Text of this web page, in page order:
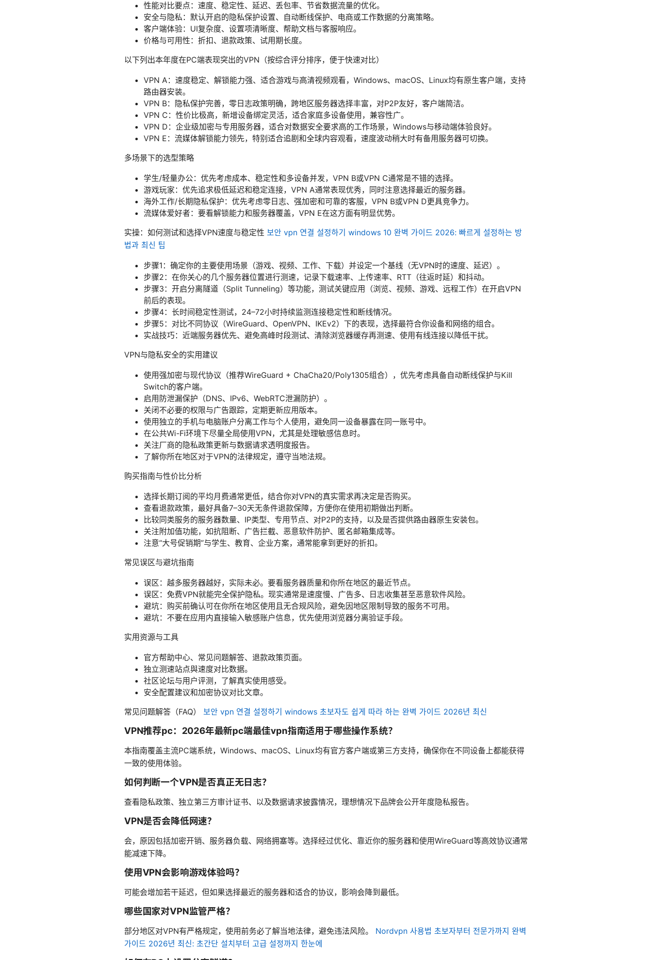
性能对比要点：速度、稳定性、延迟、丢包率、节省数据流量的优化。
安全与隐私：默认开启的隐私保护设置、自动断线保护、电商或工作数据的分离策略。
客户端体验：UI复杂度、设置项清晰度、帮助文档与客服响应。
价格与可用性：折扣、退款政策、试用期长度。
以下列出本年度在PC端表现突出的VPN（按综合评分排序，便于快速对比）
VPN A：速度稳定、解锁能力强、适合游戏与高清视频观看，Windows、macOS、Linux均有原生客户端，支持
路由器安装。
VPN B：隐私保护完善，零日志政策明确，跨地区服务器选择丰富，对P2P友好，客户端简洁。
VPN C：性价比极高，新增设备绑定灵活，适合家庭多设备使用，兼容性广。
VPN D：企业级加密与专用服务器，适合对数据安全要求高的工作场景，Windows与移动端体验良好。
VPN E：流媒体解锁能力领先，特别适合追剧和全球内容观看，速度波动稍大时有备用服务器可切换。
多场景下的选型策略
学生/轻量办公：优先考虑成本、稳定性和多设备并发，VPN B或VPN C通常是不错的选择。
游戏玩家：优先追求极低延迟和稳定连接，VPN A通常表现优秀，同时注意选择最近的服务器。
海外工作/长期隐私保护：优先考虑零日志、强加密和可靠的客服，VPN B或VPN D更具竞争力。
流媒体爱好者：要看解锁能力和服务器覆盖，VPN E在这方面有明显优势。
实操：如何测试和选择VPN速度与稳定性 보안 vpn 연결 설정하기 windows 10 완벽 가이드 2026: 빠르게 설정하는 방
법과 최신 팁
步骤1：确定你的主要使用场景（游戏、视频、工作、下载）并设定一个基线（无VPN时的速度、延迟）。
步骤2：在你关心的几个服务器位置进行测速，记录下载速率、上传速率、RTT（往返时延）和抖动。
步骤3：开启分离隧道（Split Tunneling）等功能，测试关键应用（浏览、视频、游戏、远程工作）在开启VPN
前后的表现。
步骤4：长时间稳定性测试，24–72小时持续监测连接稳定性和断线情况。
步骤5：对比不同协议（WireGuard、OpenVPN、IKEv2）下的表现，选择最符合你设备和网络的组合。
实战技巧：近端服务器优先、避免高峰时段测试、清除浏览器缓存再测速、使用有线连接以降低干扰。
VPN与隐私安全的实用建议
使用强加密与现代协议（推荐WireGuard + ChaCha20/Poly1305组合），优先考虑具备自动断线保护与Kill
Switch的客户端。
启用防泄漏保护（DNS、IPv6、WebRTC泄漏防护）。
关闭不必要的权限与广告跟踪，定期更新应用版本。
使用独立的手机与电脑账户分离工作与个人使用，避免同一设备暴露在同一账号中。
在公共Wi-Fi环境下尽量全局使用VPN，尤其是处理敏感信息时。
关注厂商的隐私政策更新与数据请求透明度报告。
了解你所在地区对于VPN的法律规定，遵守当地法规。
购买指南与性价比分析
选择长期订阅的平均月费通常更低，结合你对VPN的真实需求再决定是否购买。
查看退款政策，最好具备7–30天无条件退款保障，方便你在使用初期做出判断。
比较同类服务的服务器数量、IP类型、专用节点、对P2P的支持，以及是否提供路由器原生安装包。
关注附加值功能，如抗阻断、广告拦截、恶意软件防护、匿名邮箱集成等。
注意“大号促销期”与学生、教育、企业方案，通常能拿到更好的折扣。
常见误区与避坑指南
误区：越多服务器越好，实际未必。要看服务器质量和你所在地区的最近节点。
误区：免费VPN就能完全保护隐私。现实通常是速度慢、广告多、日志收集甚至恶意软件风险。
避坑：购买前确认可在你所在地区使用且无合规风险，避免因地区限制导致的服务不可用。
避坑：不要在应用内直接输入敏感账户信息，优先使用浏览器分离验证手段。
实用资源与工具
官方帮助中心、常见问题解答、退款政策页面。
独立测速站点與速度对比数据。
社区论坛与用户评测，了解真实使用感受。
安全配置建议和加密协议对比文章。
常见问题解答（FAQ） 보안 vpn 연결 설정하기 windows 초보자도 쉽게 따라 하는 완벽 가이드 2026년 최신
VPN推荐pc：2026年最新pc端最佳vpn指南适用于哪些操作系统？
本指南覆盖主流PC端系统，Windows、macOS、Linux均有官方客户端或第三方支持，确保你在不同设备上都能获得
一致的使用体验。
如何判断一个VPN是否真正无日志？
查看隐私政策、独立第三方审计证书、以及数据请求披露情况，理想情况下品牌会公开年度隐私报告。
VPN是否会降低网速？
会，原因包括加密开销、服务器负载、网络拥塞等。选择经过优化、靠近你的服务器和使用WireGuard等高效协议通常
能减速下降。
使用VPN会影响游戏体验吗？
可能会增加若干延迟，但如果选择最近的服务器和适合的协议，影响会降到最低。
哪些国家对VPN监管严格？
部分地区对VPN有严格规定，使用前务必了解当地法律，避免违法风险。 Nordvpn 사용법 초보자부터 전문가까지 완벽
가이드 2026년 최신: 초간단 설치부터 고급 설정까지 한눈에